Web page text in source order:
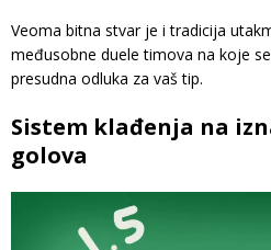
Veoma bitna stvar je i tradicija
međusobne duele timova na koje
presudna odluka za vaš tip.
Sistem klađenja na
golova